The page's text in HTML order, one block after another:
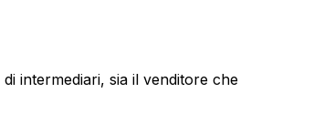
intermediari, sia il venditore che